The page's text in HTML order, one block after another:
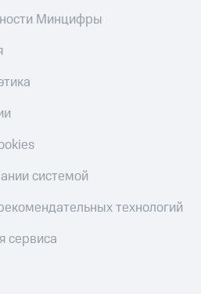
Минцифры
системой
технологий
сервиса